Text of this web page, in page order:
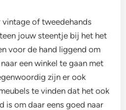
vintage of tweedehands
jouw steentje bij het het
voor de hand liggend om
een winkel te gaan met
zijn er ook
te vinden dat het ook
is om daar eens goed naar